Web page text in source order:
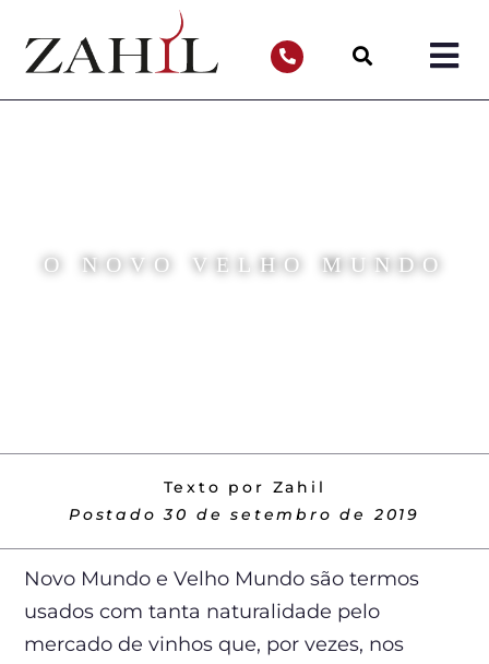
O NOVO VELHO MUNDO
Texto por Zahil
Postado 30 de setembro de 2019
Novo Mundo e Velho Mundo são termos
usados com tanta naturalidade pelo
mercado de vinhos que, por vezes, nos